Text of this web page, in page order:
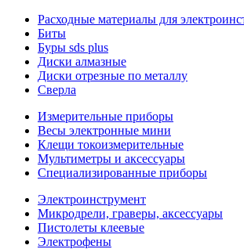
Расходные материалы для
Биты
Буры sds plus
Диски алмазные
Диски отрезные по металлу
Сверла
Измерительные приборы
Весы электронные мини
Клещи токоизмерительные
Мультиметры и аксессуары
Специализированные приборы
Электроинструмент
Микродрели, граверы, аксессуары
Пистолеты клеевые
Электрофены